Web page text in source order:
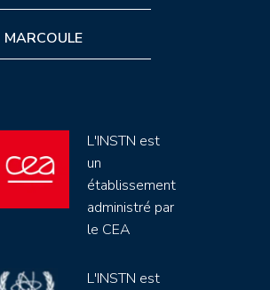
MARCOULE
L'INSTN est
un
établissement
administré par
le CEA
L'INSTN est